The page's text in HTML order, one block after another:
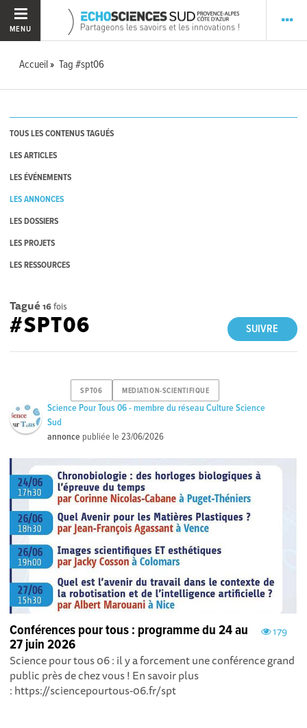
MENU
Accueil Tag #spt06
TOUS LES CONTENUS TAGUÉS
LES ARTICLES
LES ÉVÉNEMENTS
LES ANNONCES
LES DOSSIERS
LES PROJETS
LES RESSOURCES
Tagué 16fois
SUIVRE
#SPT06
SPT06 MEDIATION-SCIENTIFIQUE
Science Pour Tous 06 - membre du réseau Culture Science
Sud
annonce publiée le23/06/2026
179
Conférences pour tous : programme du 24 au
27 juin 2026
Science pour tous 06 : il y a forcement une conférence grand
public près de chez vous ! En savoir plus
: https://sciencepourtous-06.fr/spt